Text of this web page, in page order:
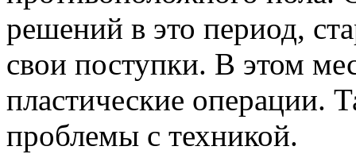
решений в это период,
свои поступки. В этом
пластические операции.
проблемы с техникой.